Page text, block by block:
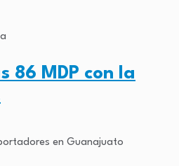
86 MDP con la